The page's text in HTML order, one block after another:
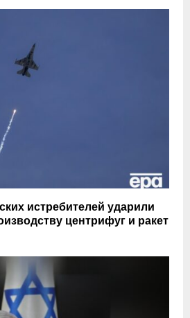
истребителей ударили
центрифуг и ракет